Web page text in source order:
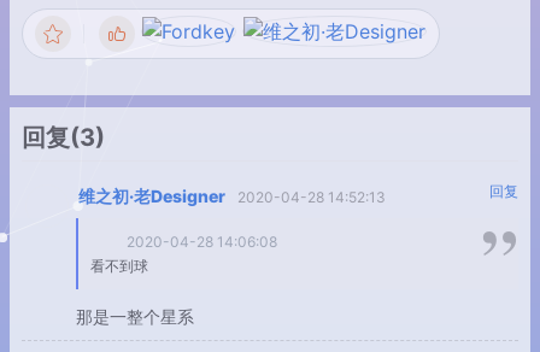
回复(3)
维之初·老Designer 2020-04-28 14:52:13 回复
2020-04-28 14:06:08
看不到球
那是一整个星系